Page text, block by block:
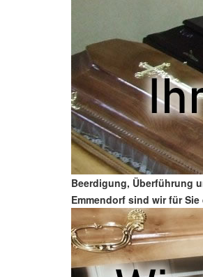
Beerdigung, Überführung
Emmendorf sind wir für